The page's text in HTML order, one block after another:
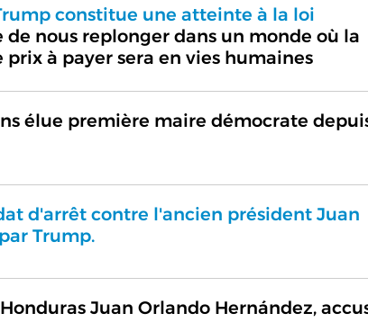
constitue une atteinte à la loi
nous replonger dans un monde où la
à payer sera en vies humaines
élue première maire démocrate
d'arrêt contre l'ancien président Juan
Trump.
Juan Orlando Hernández,